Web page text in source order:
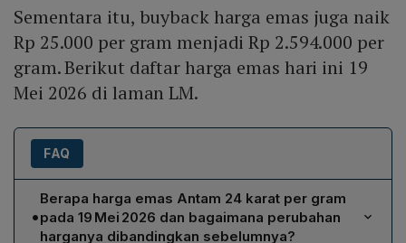
Sementara itu, buyback harga emas juga naik
Rp 25.000 per gram menjadi Rp 2.594.000 per
gram. Berikut daftar harga emas hari ini 19
Mei 2026 di laman LM.
FAQ
•
Berapa harga emas Antam 24 karat per gram
pada 19 Mei 2026 dan bagaimana perubahan
harganya dibandingkan sebelumnya?